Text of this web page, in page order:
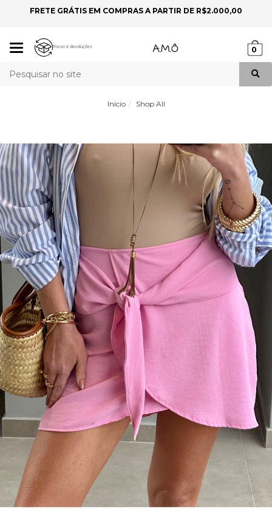
FRETE GRÁTIS EM COMPRAS A PARTIR DE R$2.000,00
Mudar
Trocas e devoluções 0
Início Shop All